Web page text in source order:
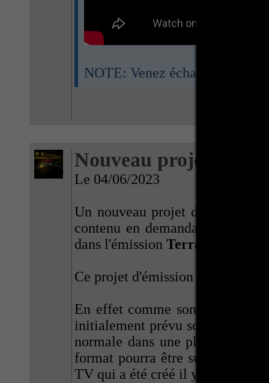
NOTE: Venez échanger avec
Nouveau projet
Le 04/06/2023
Un nouveau projet d'émission
contenu en demandant moins
dans l'émission Terra Zen
Ce projet d'émission aura pour
En effet comme son nom
initialement prévu sous Short
normale dans une playlist
format pourra être sur
TV qui a été créé il y a un peu